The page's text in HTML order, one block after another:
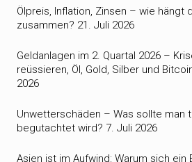
Ölpreis, Inflation, Zinsen – wie hängt
zusammen? 21. Juli 2026
Geldanlagen im 2. Quartal 2026 –
reüssieren, Öl, Gold, Silber und
2026
Unwetterschäden – Was sollte man
begutachtet wird? 7. Juli 2026
Asien ist im Aufwind: Warum sich ein